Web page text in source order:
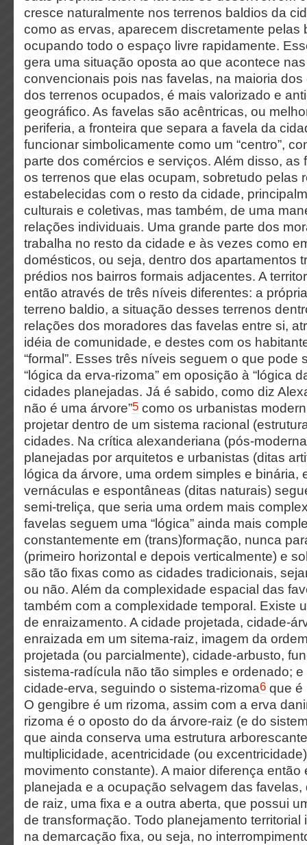
cresce naturalmente nos terrenos baldios da
como as ervas, aparecem discretamente pelas
ocupando todo o espaço livre rapidamente.
gera uma situação oposta ao que acontece
convencionais pois nas favelas, na maioria dos
dos terrenos ocupados, é mais valorizado e
geográfico. As favelas são acêntricas, ou
periferia, a fronteira que separa a favela da
funcionar simbolicamente como um “centro”,
parte dos comércios e serviços. Além disso, as
os terrenos que elas ocupam, sobretudo pelas
estabelecidas com o resto da cidade,
culturais e coletivas, mas também, de uma
relações individuais. Uma grande parte dos
trabalha no resto da cidade e às vezes como
domésticos, ou seja, dentro dos apartamentos
prédios nos bairros formais adjacentes. A
então através de três níveis diferentes: a
terreno baldio, a situação desses terrenos
relações dos moradores das favelas entre si,
idéia de comunidade, e destes com os
“formal”. Esses três níveis seguem o que pode
“lógica da erva-rizoma” em oposição à “lógica
cidades planejadas. Já é sabido, como diz
não é uma árvore”5 como os urbanistas
projetar dentro de um sistema racional
cidades. Na crítica alexanderiana (pós-
planejadas por arquitetos e urbanistas (ditas
lógica da árvore, uma ordem simples e binária,
vernáculas e espontâneas (ditas naturais)
semi-treliça, que seria uma ordem mais
favelas seguem uma “lógica” ainda mais
constantemente em (trans)formação, nunca
(primeiro horizontal e depois verticalmente) e
são tão fixas como as cidades tradicionais,
ou não. Além da complexidade espacial das
também com a complexidade temporal. Existe
de enraizamento. A cidade projetada, cidade-
enraizada em um sitema-raiz, imagem da
projetada (ou parcialmente), cidade-arbusto,
sistema-radícula não tão simples e ordenado;
cidade-erva, seguindo o sistema-rizoma6 que é
O gengibre é um rizoma, assim com a erva
rizoma é o oposto do da árvore-raiz (e do
que ainda conserva uma estrutura
multiplicidade, acentricidade (ou
movimento constante). A maior diferença então
planejada e a ocupação selvagem das favelas,
de raiz, uma fixa e a outra aberta, que possui
de transformação. Todo planejamento
na demarcação fixa, ou seja, no